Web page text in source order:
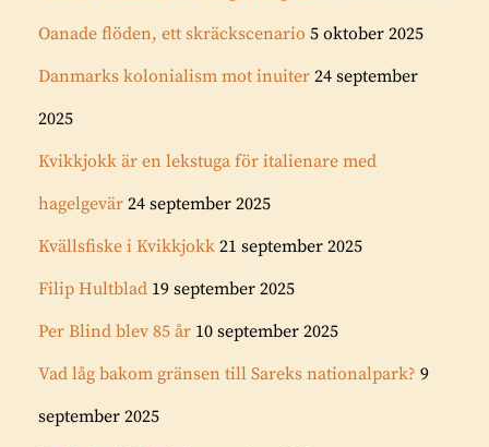
Oanade flöden, ett skräckscenario 5 oktober 2025
Danmarks kolonialism mot inuiter 24 september
2025
Kvikkjokk är en lekstuga för italienare med
hagelgevär 24 september 2025
Kvällsfiske i Kvikkjokk 21 september 2025
Filip Hultblad 19 september 2025
Per Blind blev 85 år 10 september 2025
Vad låg bakom gränsen till Sareks nationalpark? 9
september 2025